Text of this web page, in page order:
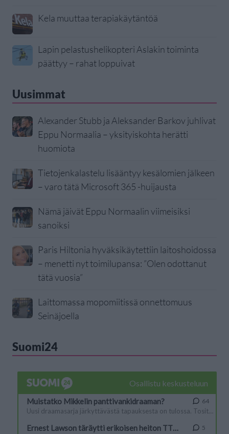
Kela muuttaa terapiakäytäntöä
Lapin pelastushelikopteri Aslakin toiminta
päättyy – rahat loppuivat
Uusimmat
Alexander Stubb ja Aleksander Barkov juhlivat
Eppu Normaalia – yksityiskohta herätti
huomiota
Tietojenkalastelu lisääntyy kesälomien jälkeen
– varo tätä Microsoft 365 -huijausta
Nämä jäivät Eppu Normaalin viimeisiksi
sanoiksi
Paris Hiltonia hyväksikäytettiin laitoshoidossa
– menetti nyt toimilupansa: ”Olen odottanut
tätä vuosia”
Laittomassa mopomiitissä onnettomuus
Seinäjoella
Suomi24